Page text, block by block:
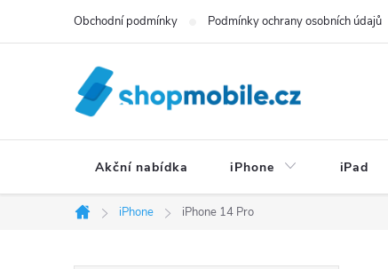
Obchodní podmínky Podmínky ochrany osobních údajů
Akční nabídka iPhone iPad
Domů
iPhone iPhone 14 Pro